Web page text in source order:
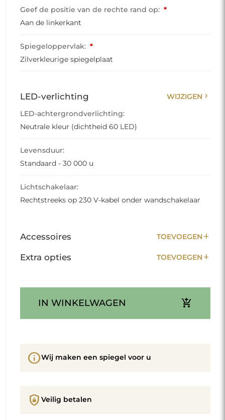
Geef de positie van de rechte rand op: *
Aan de linkerkant
Spiegeloppervlak: *
Zilverkleurige spiegelplaat
LED-verlichting WIJZIGEN chevron_right
LED-achtergrondverlichting:
Neutrale kleur (dichtheid 60 LED)
Levensduur:
Standaard - 30 000 u
Lichtschakelaar:
Rechtstreeks op 230 V-kabel onder wandschakelaar
Accessoires TOEVOEGEN add
Extra opties TOEVOEGEN add
IN WINKELWAGEN add_shopping_cart
infoWij maken een spiegel voor u
shield_lock Veilig betalen